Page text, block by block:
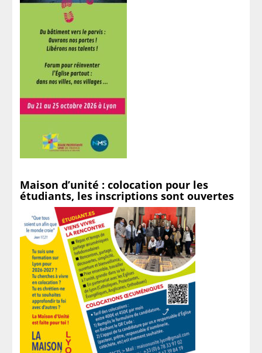
Maison d’unité : colocation pour les
étudiants, les inscriptions sont ouvertes